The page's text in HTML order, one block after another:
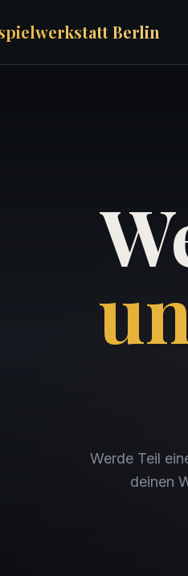
Berlin
Werde Teil
deinen